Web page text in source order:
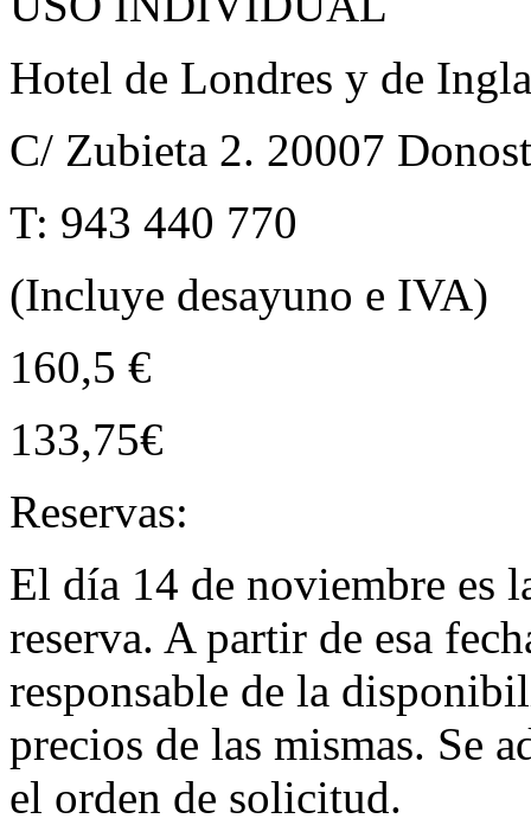
Hotel de Londres y de
C/ Zubieta 2. 20007
T: 943 440 770
(Incluye desayuno e IVA)
160,5 €
133,75€
Reservas:
El día 14 de noviembre es
reserva. A partir de esa
responsable de la
precios de las mismas. Se
el orden de solicitud.